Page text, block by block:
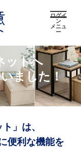
ログイ
ン
メニュ
ー
ットへ
ました！
」は、
便利な機能を